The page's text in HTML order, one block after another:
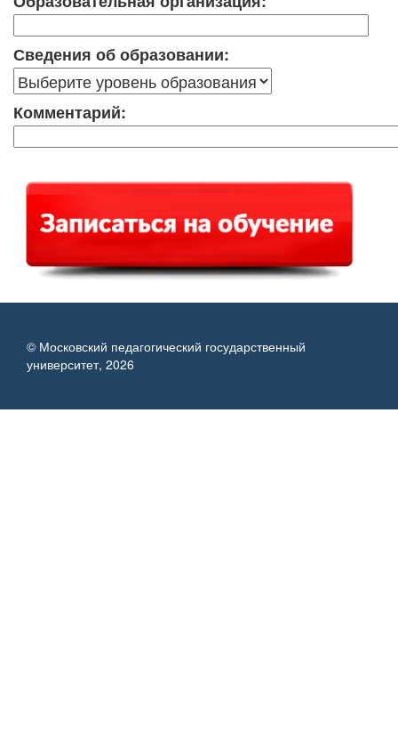
Сведения об образовании:
Комментарий:
© Московский педагогический государственный
университет, 2026